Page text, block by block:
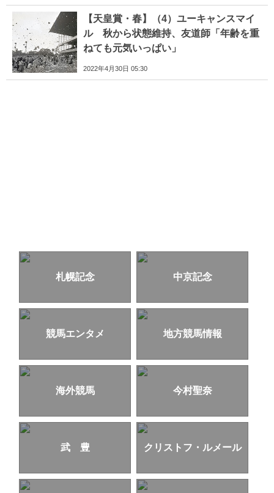
【天皇賞・春】（4）ユーキャンスマイ
ル 秋から状態維持、友道師「年齢を重
ねても元気いっぱい」
2022年4月30日 05:30
札幌記念 中京記念
競馬エンタメ 地方競馬情報
海外競馬 今村聖奈
武 豊 クリストフ・ルメール